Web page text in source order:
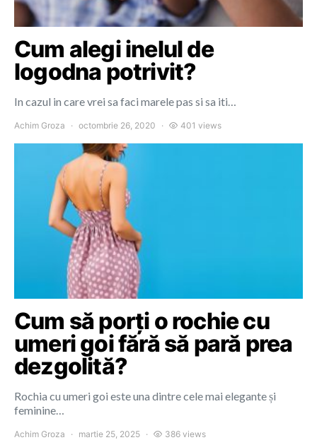
Cum alegi inelul de
logodna potrivit?
In cazul in care vrei sa faci marele pas si sa iti…
Achim Groza octombrie 26, 2020 401 views
Cum să porți o rochie cu
umeri goi fără să pară prea
dezgolită?
Rochia cu umeri goi este una dintre cele mai elegante și
feminine…
Achim Groza martie 25, 2025 386 views